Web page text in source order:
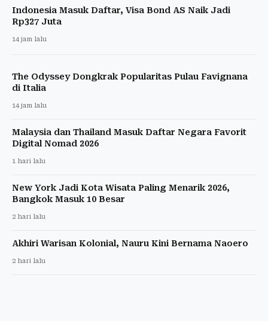
Indonesia Masuk Daftar, Visa Bond AS Naik Jadi
Rp327 Juta
14 jam lalu
The Odyssey Dongkrak Popularitas Pulau Favignana
di Italia
14 jam lalu
Malaysia dan Thailand Masuk Daftar Negara Favorit
Digital Nomad 2026
1 hari lalu
New York Jadi Kota Wisata Paling Menarik 2026,
Bangkok Masuk 10 Besar
2 hari lalu
Akhiri Warisan Kolonial, Nauru Kini Bernama Naoero
2 hari lalu